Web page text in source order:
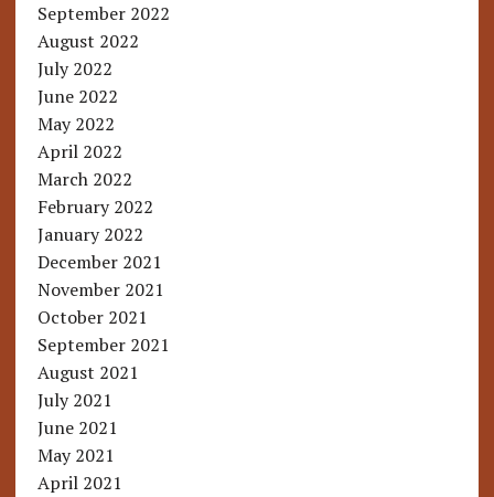
September 2022
August 2022
July 2022
June 2022
May 2022
April 2022
March 2022
February 2022
January 2022
December 2021
November 2021
October 2021
September 2021
August 2021
July 2021
June 2021
May 2021
April 2021